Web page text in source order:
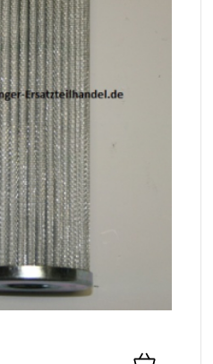
01/02 4008401